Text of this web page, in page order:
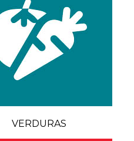
VERDURAS